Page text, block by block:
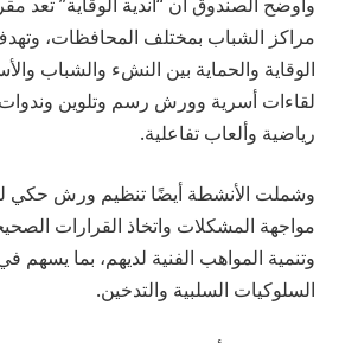
مراكز الشباب بمختلف المحافظات،
الوقاية والحماية بين النشء والشباب
لقاءات أسرية وورش رسم وتلوين
رياضية وألعاب تفاعلية.
وشملت الأنشطة أيضًا تنظيم ورش حكي
مواجهة المشكلات واتخاذ القرارات
وتنمية المواهب الفنية لديهم، بما يسهم
السلوكيات السلبية والتدخين.